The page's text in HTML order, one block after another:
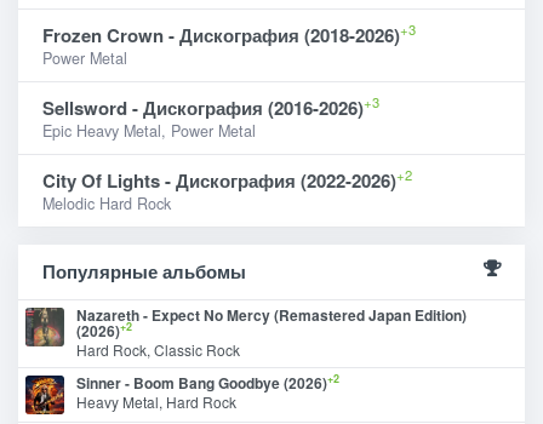
Frozen Crown - Дискография (2018-2026)+3
Power Metal
Sellsword - Дискография (2016-2026)+3
Epic Heavy Metal, Power Metal
City Of Lights - Дискография (2022-2026)+2
Melodic Hard Rock
Популярные альбомы
Nazareth - Expect No Mercy (Remastered Japan Edition)
(2026)+2
Hard Rock, Classic Rock
Sinner - Boom Bang Goodbye (2026)+2
Heavy Metal, Hard Rock